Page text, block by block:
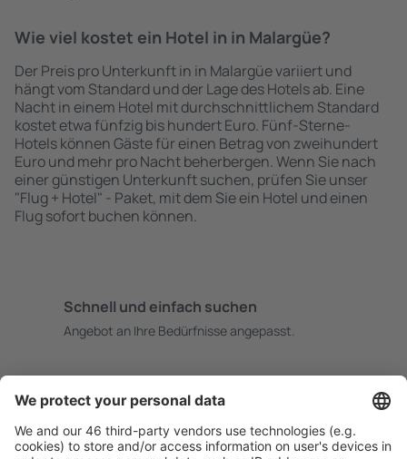
Wie viel kostet ein Hotel in in Malargüe?
Der Preis pro Unterkunft in in Malargüe variiert und
hängt vom Standard und der Lage des Hotels ab. Eine
Nacht in einem Hotel mit durchschnittlichem Standard
kostet etwa fünfzig bis hundert Euro. Fünf-Sterne-
Hotels können Gäste für einen Betrag von zweihundert
Euro und mehr pro Nacht beherbergen. Wenn Sie nach
einer günstigen Unterkunft suchen, prüfen Sie unser
"Flug + Hotel" - Paket, mit dem Sie ein Hotel und einen
Flug sofort buchen können.
Schnell und einfach suchen
Angebot an Ihre Bedürfnisse angepasst.
Buchen ohne Sorgen mit einer kostenlosen
Stornierungsoption.